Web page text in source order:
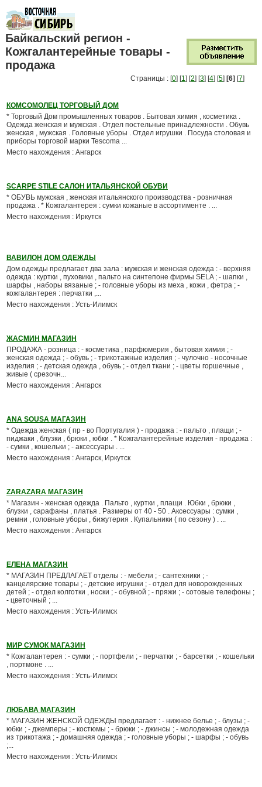
Байкальский регион -
Кожгалантерейные товары -
продажа
Страницы : [0] [1] [2] [3] [4] [5] [6] [7]
КОМСОМОЛЕЦ ТОРГОВЫЙ ДОМ
* Торговый Дом промышленных товаров . Бытовая химия , косметика .
Одежда женская и мужская . Отдел постельные принадлежности . Обувь
женская , мужская . Головные уборы . Отдел игрушки . Посуда столовая и
приборы торговой марки Tescoma ...
Место нахождения : Ангарск
SCARPE STILE САЛОН ИТАЛЬЯНСКОЙ ОБУВИ
* ОБУВЬ мужская , женская итальянского производства - розничная
продажа . * Кожгалантерея : сумки кожаные в ассортименте . ...
Место нахождения : Иркутск
ВАВИЛОН ДОМ ОДЕЖДЫ
Дом одежды предлагает два зала : мужская и женская одежда : - верхняя
одежда : куртки , пуховики , пальто на синтепоне фирмы SELA ; - шапки ,
шарфы , наборы вязаные ; - головные уборы из меха , кожи , фетра ; -
кожгалантерея : перчатки ,...
Место нахождения : Усть-Илимск
ЖАСМИН МАГАЗИН
ПРОДАЖА - розница : - косметика , парфюмерия , бытовая химия ; -
женская одежда ; - обувь ; - трикотажные изделия ; - чулочно - носочные
изделия ; - детская одежда , обувь ; - отдел ткани ; - цветы горшечные ,
живые ( срезочн...
Место нахождения : Ангарск
ANA SOUSA МАГАЗИН
* Одежда женская ( пр - во Португалия ) - продажа : - пальто , плащи ; -
пиджаки , блузки , брюки , юбки . * Кожгалантерейные изделия - продажа :
- сумки , кошельки ; - аксессуары . ...
Место нахождения : Ангарск, Иркутск
ZARAZARA МАГАЗИН
* Магазин - женская одежда . Пальто , куртки , плащи . Юбки , брюки ,
блузки , сарафаны , платья . Размеры от 40 - 50 . Аксессуары : сумки ,
ремни , головные уборы , бижутерия . Купальники ( по сезону ) . ...
Место нахождения : Ангарск
ЕЛЕНА МАГАЗИН
* МАГАЗИН ПРЕДЛАГАЕТ отделы : - мебели ; - сантехники ; -
канцелярские товары ; - детские игрушки ; - отдел для новорожденных
детей ; - отдел колготки , носки ; - обувной ; - пряжи ; - сотовые телефоны ;
- цветочный ; ...
Место нахождения : Усть-Илимск
МИР СУМОК МАГАЗИН
* Кожгалантерея : - сумки ; - портфели ; - перчатки ; - барсетки ; - кошельки
, портмоне . ...
Место нахождения : Усть-Илимск
ЛЮБАВА МАГАЗИН
* МАГАЗИН ЖЕНСКОЙ ОДЕЖДЫ предлагает : - нижнее белье ; - блузы ; -
юбки ; - джемперы ; - костюмы ; - брюки ; - джинсы ; - молодежная одежда
из трикотажа ; - домашняя одежда ; - головные уборы ; - шарфы ; - обувь
;...
Место нахождения : Усть-Илимск